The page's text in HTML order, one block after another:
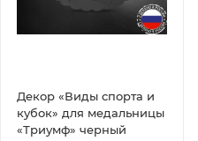
Декор «Виды спорта и
кубок» для медальницы
«Триумф» черный